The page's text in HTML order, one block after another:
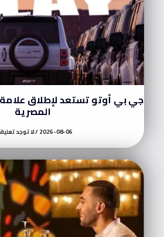
المصرية
2026-08-06 لا توجد تعليقات